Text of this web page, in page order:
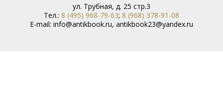
ул. Трубная, д. 25 стр.3
Тел.: 8 (495) 968-79-63; 8 (968) 378-91-08
E-mail: info@antikbook.ru, antikbook23@yandex.ru